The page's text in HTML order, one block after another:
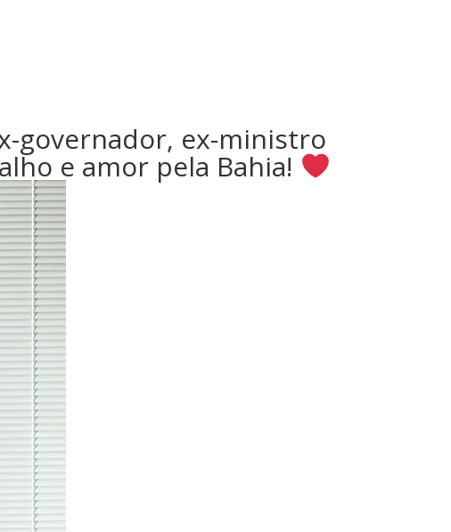
governador, ex-ministro
e amor pela Bahia!